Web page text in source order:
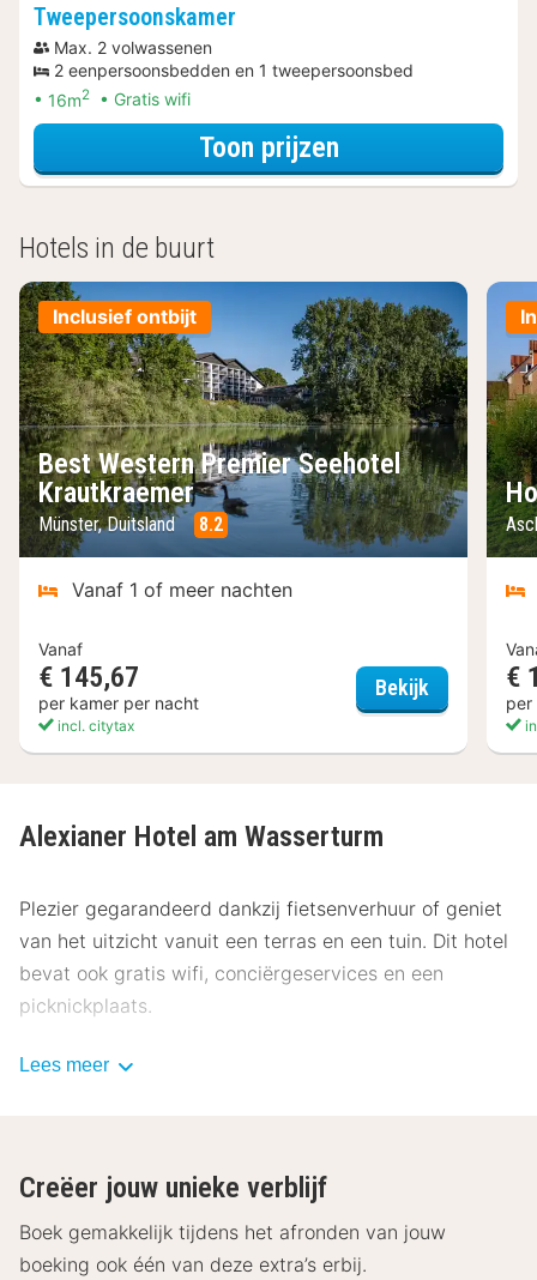
Tweepersoonskamer
Max. 2 volwassenen
2 eenpersoonsbedden en 1 tweepersoonsbed
16m2 Gratis wifi
Toon prijzenvoor
Hotels in de buurt
Inclusief ontbijt
Best Western Premier Seehotel
Krautkraemer
Münster, Duitsland 8.2
Vanaf 1 of meer nachten
Vanaf
€ 145,67
per kamer per nacht
incl. citytax
Bekijk Best €
per
Alexianer Hotel am Wasserturm
Plezier gegarandeerd dankzij fietsenverhuur of geniet
van het uitzicht vanuit een terras en een tuin. Dit hotel
bevat ook gratis wifi, conciërgeservices en een
picknickplaats.
Dit hotel biedt een restaurant dat diner serveert. Je
kun je van 06.30 uur tot 10.00 uur genieten van een
gratis uitgebreid ontbijt.
Enkele van de voorzieningen zijn een businesscentrum,
Lees meer
Creëer jouw unieke verblijf
Boek gemakkelijk tijdens het afronden van jouw
boeking ook één van deze extra’s erbij.